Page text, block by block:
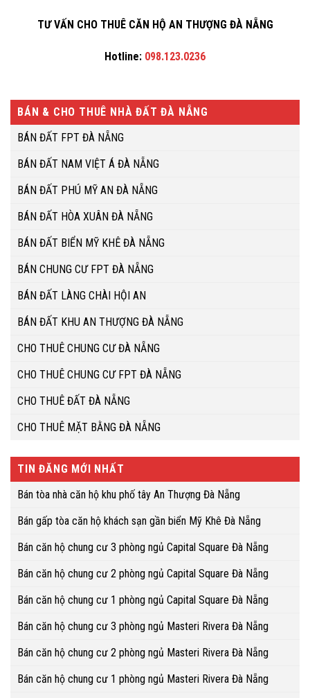
TƯ VẤN CHO THUÊ CĂN HỘ AN THƯỢNG ĐÀ NẴNG
Hotline: 098.123.0236
BÁN & CHO THUÊ NHÀ ĐẤT ĐÀ NẴNG
BÁN ĐẤT FPT ĐÀ NẴNG
BÁN ĐẤT NAM VIỆT Á ĐÀ NẴNG
BÁN ĐẤT PHÚ MỸ AN ĐÀ NẴNG
BÁN ĐẤT HÒA XUÂN ĐÀ NẴNG
BÁN ĐẤT BIỂN MỸ KHÊ ĐÀ NẴNG
BÁN CHUNG CƯ FPT ĐÀ NẴNG
BÁN ĐẤT LÀNG CHÀI HỘI AN
BÁN ĐẤT KHU AN THƯỢNG ĐÀ NẴNG
CHO THUÊ CHUNG CƯ ĐÀ NẴNG
CHO THUÊ CHUNG CƯ FPT ĐÀ NẴNG
CHO THUÊ ĐẤT ĐÀ NẴNG
CHO THUÊ MẶT BẰNG ĐÀ NẴNG
TIN ĐĂNG MỚI NHẤT
Bán tòa nhà căn hộ khu phố tây An Thượng Đà Nẵng
Bán gấp tòa căn hộ khách sạn gần biển Mỹ Khê Đà Nẵng
Bán căn hộ chung cư 3 phòng ngủ Capital Square Đà Nẵng
Bán căn hộ chung cư 2 phòng ngủ Capital Square Đà Nẵng
Bán căn hộ chung cư 1 phòng ngủ Capital Square Đà Nẵng
Bán căn hộ chung cư 3 phòng ngủ Masteri Rivera Đà Nẵng
Bán căn hộ chung cư 2 phòng ngủ Masteri Rivera Đà Nẵng
Bán căn hộ chung cư 1 phòng ngủ Masteri Rivera Đà Nẵng